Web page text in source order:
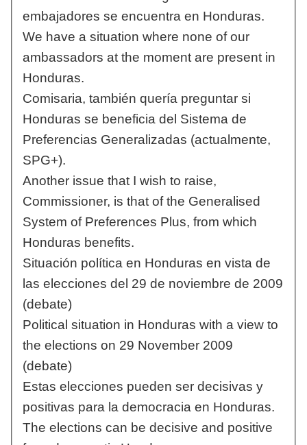
embajadores se encuentra en Honduras.
We have a situation where none of our
ambassadors at the moment are present in
Honduras.
Comisaria, también quería preguntar si
Honduras se beneficia del Sistema de
Preferencias Generalizadas (actualmente,
SPG+).
Another issue that I wish to raise,
Commissioner, is that of the Generalised
System of Preferences Plus, from which
Honduras benefits.
Situación política en Honduras en vista de
las elecciones del 29 de noviembre de 2009
(debate)
Political situation in Honduras with a view to
the elections on 29 November 2009
(debate)
Estas elecciones pueden ser decisivas y
positivas para la democracia en Honduras.
The elections can be decisive and positive